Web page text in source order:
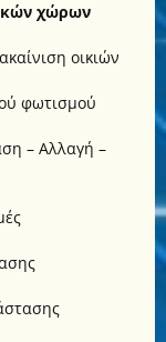
χώρων
οικιών
φωτισμού
– Αλλαγή –